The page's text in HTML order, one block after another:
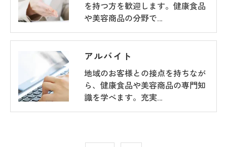
を持つ方を歓迎します。健康食品
や美容商品の分野で…
アルバイト
地域のお客様との接点を持ちなが
ら、健康食品や美容商品の専門知
識を学べます。充実…